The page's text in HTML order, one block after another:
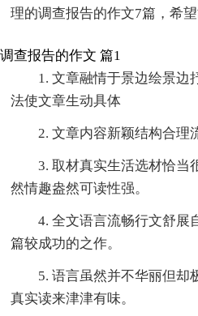
理的调查报告的作文7篇，希望
调查报告的作文 篇1
1. 文章融情于景边绘景边
法使文章生动具体
2. 文章内容新颖结构合理
3. 取材真实生活选材恰当
然情趣盎然可读性强。
4. 全文语言流畅行文舒展
篇较成功的之作。
5. 语言虽然并不华丽但却
真实读来津津有味。